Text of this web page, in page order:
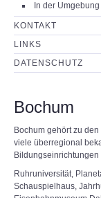
In der Umgebung
KONTAKT
LINKS
DATENSCHUTZ
Bochum
Bochum gehört zu
viele überregional
Ruhruniversität,
Schauspielhaus,